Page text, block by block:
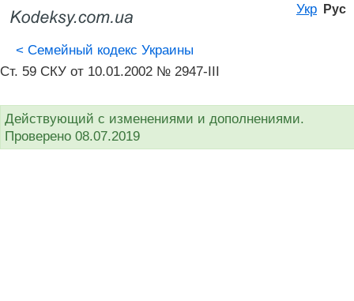
Укр Рус
< Семейный кодекс Украины
Ст. 59 СКУ от 10.01.2002 № 2947-III
Действующий с изменениями и дополнениями.
Проверено 08.07.2019